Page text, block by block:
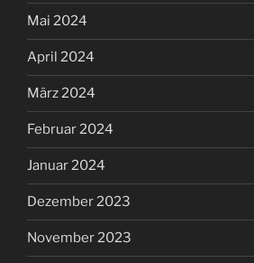
Mai 2024
April 2024
März 2024
Februar 2024
Januar 2024
Dezember 2023
November 2023